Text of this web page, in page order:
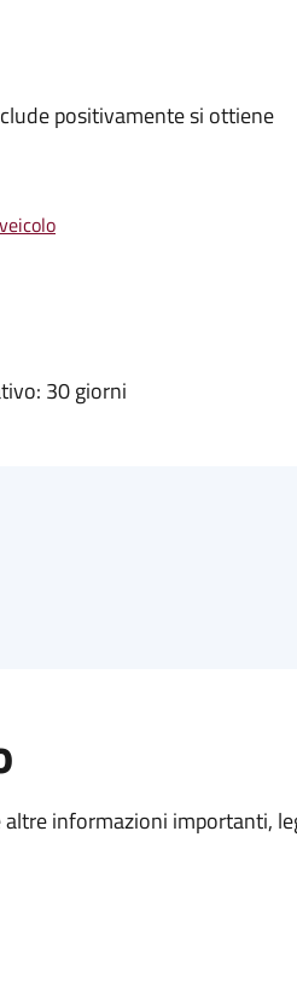
positivamente si ottiene
30 giorni
informazioni importanti,